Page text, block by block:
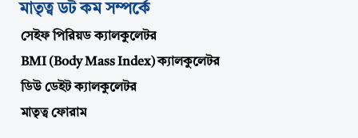
মাতৃত্ব ডট কম সম্পর্কে
সেইফ পিরিয়ড ক্যালকুলেটর
BMI (Body Mass Index) ক্যালকুলেটর
ডিউ ডেইট ক্যালকুলেটর
মাতৃত্ব ফোরাম